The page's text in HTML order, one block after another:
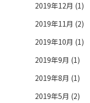
2019年12月 (1)
2019年11月 (2)
2019年10月 (1)
2019年9月 (1)
2019年8月 (1)
2019年5月 (2)